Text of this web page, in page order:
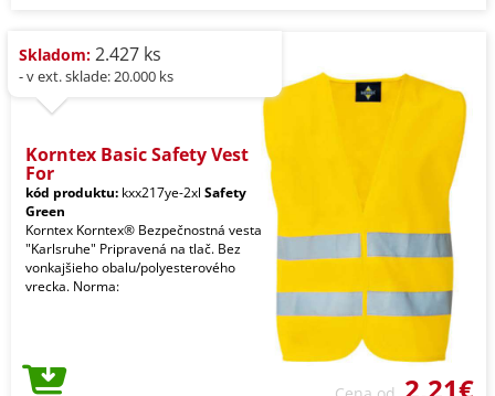
Skladom: 2.427 ks
- v ext. sklade: 20.000 ks
Korntex Basic Safety Vest
For
kód produktu: kxx217ye-2xl Safety
Green
Korntex Korntex® Bezpečnostná vesta
"Karlsruhe" Pripravená na tlač. Bez
vonkajšieho obalu/polyesterového
vrecka. Norma: